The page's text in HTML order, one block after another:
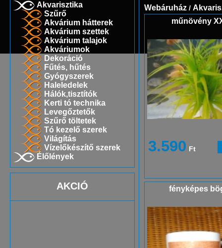
Akvarisztika
Szűrő
Akvárium hátterek
Akvárium szettek
Akvárium talajok
Akváriumok
Dekoráció
Fűtés, hűtés
Gyógyszerek
Haleledelek
Hálók,tisztítók
Kerti tó technika
Levegőztetők
Szűrő töltetek
Tó kezelő szerek
Világítás
Vízelőkészítő szerek
Élőlények
AKCIÓ
Webáruház /
műnövény
3.590 Ft
fényképes